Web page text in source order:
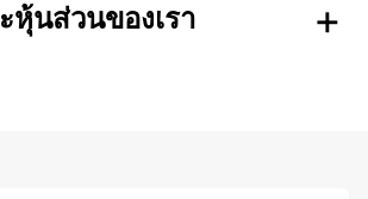
นส่วนของเรา